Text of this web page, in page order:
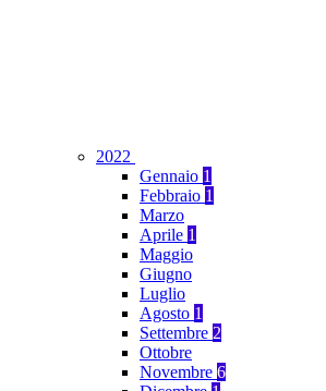
2022
Gennaio 1
Febbraio 1
Marzo
Aprile 1
Maggio
Giugno
Luglio
Agosto 1
Settembre 2
Ottobre
Novembre 6